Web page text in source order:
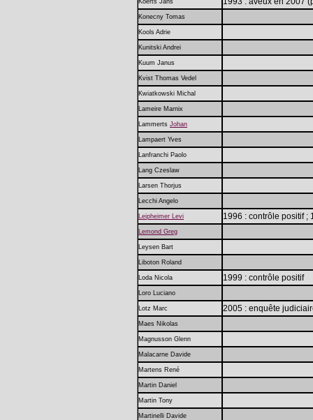
Konecny Tomas
Kools Adrie
Kunitski Andrei
Kuum Janus
Kvist Thomas Vedel
Kwiatkowski Michal
Lameire Marnix
Lammerts Johan
Lampaert Yves
Lanfranchi Paolo
Lang Czeslaw
Larsen Thorjus
Lecchi Angelo
Leipheimer Levi 1996 : contrôle positif ;
Lemond Greg
Leysen Bart
Liboton Roland
Loda Nicola 1999 : contrôle positif
Loro Luciano
Lotz Marc 2005 : enquête
Maes Nikolas
Magnusson Glenn
Malacarne Davide
Martens René
Martin Daniel
Martin Tony
Martinelli Davide